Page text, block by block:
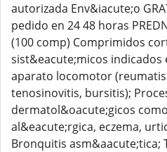
autorizada Env&iacute;o
pedido en 24 48 horas
(100 comp) Comprimidos
sist&eacute;micos indicados
aparato locomotor
tenosinovitis, bursitis);
dermatol&oacute;gicos
al&eacute;rgica, eczema,
Bronquitis asm&aacute;tica;